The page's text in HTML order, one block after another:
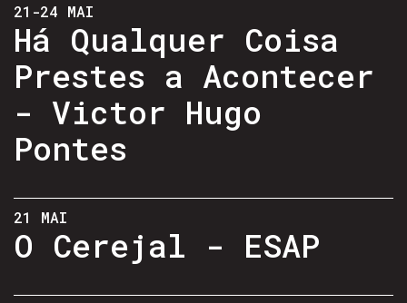
21-24 MAI
Há Qualquer Coisa
Prestes a Acontecer
- Victor Hugo
Pontes
21 MAI
O Cerejal - ESAP